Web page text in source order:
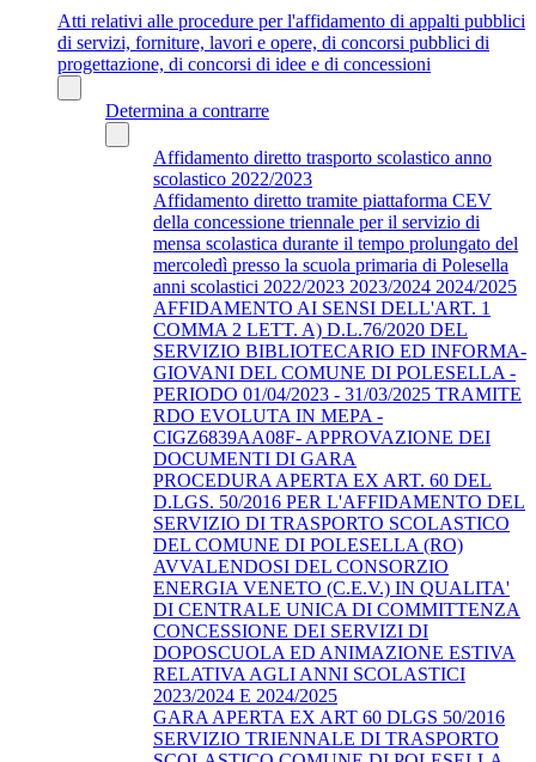
Atti relativi alle procedure per l'affidamento di appalti pubblici
di servizi, forniture, lavori e opere, di concorsi pubblici di
progettazione, di concorsi di idee e di concessioni
Determina a contrarre
Affidamento diretto trasporto scolastico anno
scolastico 2022/2023
Affidamento diretto tramite piattaforma CEV
della concessione triennale per il servizio di
mensa scolastica durante il tempo prolungato del
mercoledì presso la scuola primaria di Polesella
anni scolastici 2022/2023 2023/2024 2024/2025
AFFIDAMENTO AI SENSI DELL'ART. 1
COMMA 2 LETT. A) D.L.76/2020 DEL
SERVIZIO BIBLIOTECARIO ED INFORMA-
GIOVANI DEL COMUNE DI POLESELLA -
PERIODO 01/04/2023 - 31/03/2025 TRAMITE
RDO EVOLUTA IN MEPA -
CIGZ6839AA08F- APPROVAZIONE DEI
DOCUMENTI DI GARA
PROCEDURA APERTA EX ART. 60 DEL
D.LGS. 50/2016 PER L'AFFIDAMENTO DEL
SERVIZIO DI TRASPORTO SCOLASTICO
DEL COMUNE DI POLESELLA (RO)
AVVALENDOSI DEL CONSORZIO
ENERGIA VENETO (C.E.V.) IN QUALITA'
DI CENTRALE UNICA DI COMMITTENZA
CONCESSIONE DEI SERVIZI DI
DOPOSCUOLA ED ANIMAZIONE ESTIVA
RELATIVA AGLI ANNI SCOLASTICI
2023/2024 E 2024/2025
GARA APERTA EX ART 60 DLGS 50/2016
SERVIZIO TRIENNALE DI TRASPORTO